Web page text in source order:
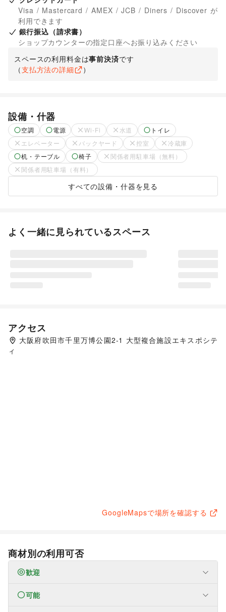
Visa / Mastercard / AMEX / JCB / Diners / Discover が
利用できます
銀行振込（請求書）
ショップカウンターの指定口座へお振り込みください
スペースの利用料金は事前決済です
（支払方法の詳細 ）
設備・什器
空調 電源 Wi-Fi 水道
トイレ
エレベーター
バックヤード 控室
冷蔵庫
机・テーブル
椅子
関係者用駐車場（無料）
関係者用駐車場（有料）
すべての設備・什器を見る
よく一緒に見られているスペース
アクセス
大阪府吹田市千里万博公園2-1 大型複合施設エキスポシテ
ィ
GoogleMapsで場所を確認する
商材別の利用可否
歓迎
なし可能